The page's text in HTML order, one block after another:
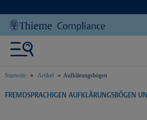
Startseite Artikel Aufklärungsbögen
text.skipToContent
text.skipToNavigation
FREMDSPRACHIGEN AUFKLÄRUNGSBÖGEN